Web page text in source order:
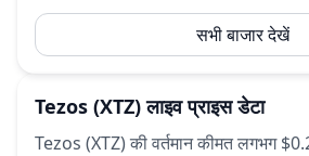
सभी बाजार देखें
Tezos (XTZ) लाइव प्राइस डेटा
Tezos (XTZ) की वर्तमान कीमत लगभग